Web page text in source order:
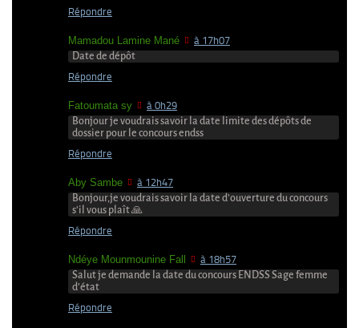
Répondre
Mamadou Lamine Mané à 17h07
Date de dépôt
Répondre
Fatoumata sy à 0h29
Bonjour je voudrais savoir la date limite des dépôts de
dossier pour le concours endss
Répondre
Aby Sambe à 12h47
Bonjour,je voudrais savoir la date d’ouverture du concours
s’il vous plaît 🙏
Répondre
Ndéye Mounmounine Fall à 18h57
Salut je demande la date du concours ENDSS Sage femme
d’état
Répondre